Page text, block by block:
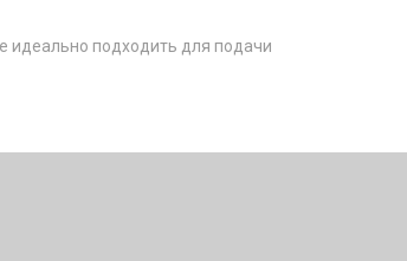
идеально подходить для подачи